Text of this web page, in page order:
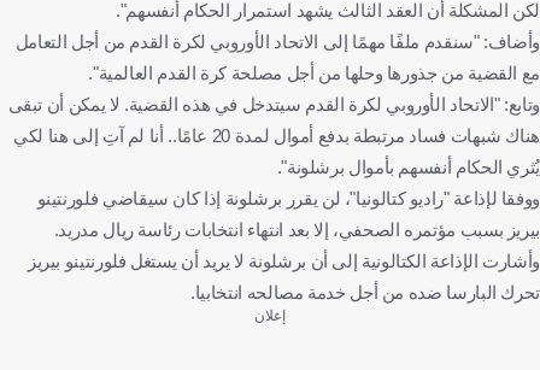
لكن المشكلة أن العقد الثالث يشهد استمرار الحكام أنفسهم".
وأضاف: "سنقدم ملفًا مهمًا إلى الاتحاد الأوروبي لكرة القدم من أجل التعامل
مع القضية من جذورها وحلها من أجل مصلحة كرة القدم العالمية".
وتابع: "الاتحاد الأوروبي لكرة القدم سيتدخل في هذه القضية. لا يمكن أن تبقى
هناك شبهات فساد مرتبطة بدفع أموال لمدة 20 عامًا.. أنا لم آتِ إلى هنا لكي
يُثري الحكام أنفسهم بأموال برشلونة".
ووفقا لإذاعة "راديو كتالونيا"، لن يقرر برشلونة إذا كان سيقاضي فلورنتينو
بيريز بسبب مؤتمره الصحفي، إلا بعد انتهاء انتخابات رئاسة ريال مدريد.
وأشارت الإذاعة الكتالونية إلى أن برشلونة لا يريد أن يستغل فلورنتينو بيريز
تحرك البارسا ضده من أجل خدمة مصالحه انتخابيا.
إعلان